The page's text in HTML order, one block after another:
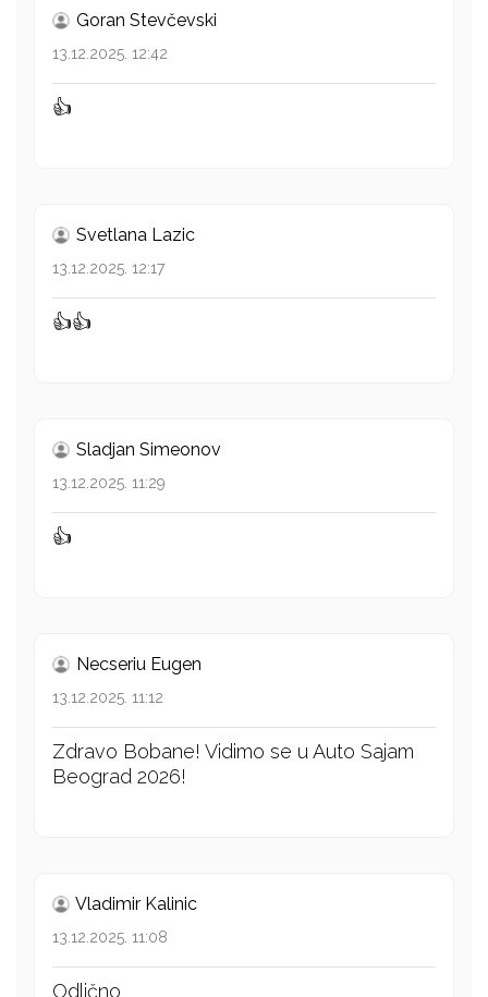
Goran Stevčevski
13.12.2025. 12:42
👍
Svetlana Lazic
13.12.2025. 12:17
👍👍
Sladjan Simeonov
13.12.2025. 11:29
👍
Necseriu Eugen
13.12.2025. 11:12
Zdravo Bobane! Vidimo se u Auto Sajam
Beograd 2026!
Vladimir Kalinic
13.12.2025. 11:08
Odlično